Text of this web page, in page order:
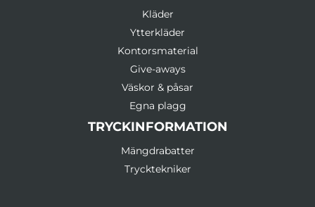
Kläder
Ytterkläder
Kontorsmaterial
Give-aways
Väskor & påsar
Egna plagg
TRYCKINFORMATION
Mängdrabatter
Trycktekniker